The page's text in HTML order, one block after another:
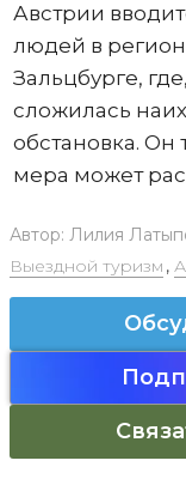
Австрии
людей в
Зальцбурге,
сложилась
обстановка. Он
мера может
Автор: Лилия
Выездной туризм ,